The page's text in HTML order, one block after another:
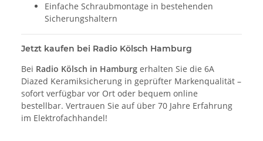
Einfache Schraubmontage in bestehenden
Sicherungshaltern
Jetzt kaufen bei Radio Kölsch Hamburg
Bei Radio Kölsch in Hamburg erhalten Sie die 6A
Diazed Keramiksicherung in geprüfter Markenqualität –
sofort verfügbar vor Ort oder bequem online
bestellbar. Vertrauen Sie auf über 70 Jahre Erfahrung
im Elektrofachhandel!